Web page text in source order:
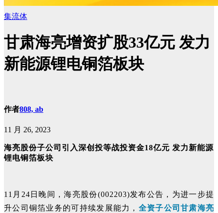
集流体
甘肃海亮增资扩股33亿元 发力
新能源锂电铜箔板块
作者808, ab
11 月 26, 2023
海亮股份子公司引入深创投等战投资金18亿元 发力新能源
锂电铜箔板块
11月24日晚间，海亮股份(002203)发布公告，为进一步提
升公司铜箔业务的可持续发展能力， 全资子公司甘肃海亮